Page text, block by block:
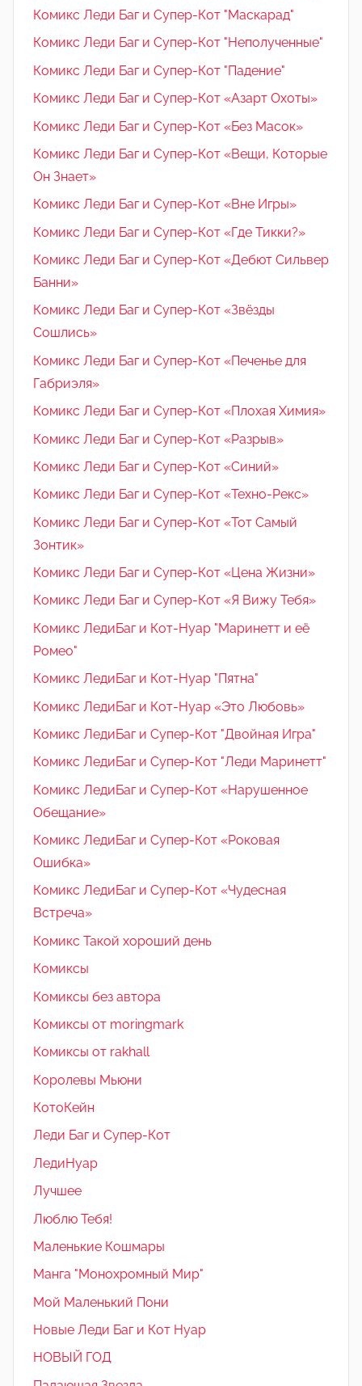
Комикс Леди Баг и Супер-Кот "Маскарад"
Комикс Леди Баг и Супер-Кот "Неполученные"
Комикс Леди Баг и Супер-Кот "Падение"
Комикс Леди Баг и Супер-Кот «Азарт Охоты»
Комикс Леди Баг и Супер-Кот «Без Масок»
Комикс Леди Баг и Супер-Кот «Вещи, Которые
Он Знает»
Комикс Леди Баг и Супер-Кот «Вне Игры»
Комикс Леди Баг и Супер-Кот «Где Тикки?»
Комикс Леди Баг и Супер-Кот «Дебют Сильвер
Банни»
Комикс Леди Баг и Супер-Кот «Звёзды
Сошлись»
Комикс Леди Баг и Супер-Кот «Печенье для
Габриэля»
Комикс Леди Баг и Супер-Кот «Плохая Химия»
Комикс Леди Баг и Супер-Кот «Разрыв»
Комикс Леди Баг и Супер-Кот «Синий»
Комикс Леди Баг и Супер-Кот «Техно-Рекс»
Комикс Леди Баг и Супер-Кот «Тот Самый
Зонтик»
Комикс Леди Баг и Супер-Кот «Цена Жизни»
Комикс Леди Баг и Супер-Кот «Я Вижу Тебя»
Комикс ЛедиБаг и Кот-Нуар "Маринетт и её
Ромео"
Комикс ЛедиБаг и Кот-Нуар "Пятна"
Комикс ЛедиБаг и Кот-Нуар «Это Любовь»
Комикс ЛедиБаг и Супер-Кот "Двойная Игра"
Комикс ЛедиБаг и Супер-Кот "Леди Маринетт"
Комикс ЛедиБаг и Супер-Кот «Нарушенное
Обещание»
Комикс ЛедиБаг и Супер-Кот «Роковая
Ошибка»
Комикс ЛедиБаг и Супер-Кот «Чудесная
Встреча»
Комикс Такой хороший день
Комиксы
Комиксы без автора
Комиксы от moringmark
Комиксы от rakhall
Королевы Мьюни
КотоКейн
Леди Баг и Супер-Кот
ЛедиНуар
Лучшее
Люблю Тебя!
Маленькие Кошмары
Манга "Монохромный Мир"
Мой Маленький Пони
Новые Леди Баг и Кот Нуар
НОВЫЙ ГОД